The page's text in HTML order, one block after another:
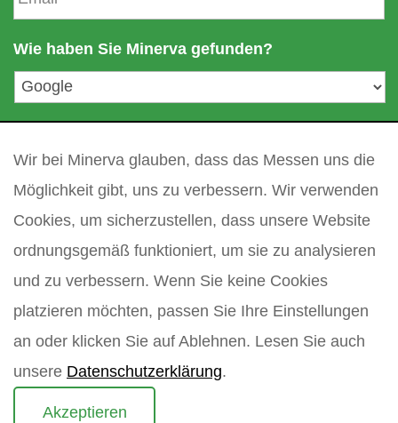
e
m
i
l
a
d
e
s
e
Wie haben Sie Minerva gefunden?
Wir bei Minerva glauben, dass das Messen uns die
Möglichkeit gibt, uns zu verbessern. Wir verwenden
Cookies, um sicherzustellen, dass unsere Website
ordnungsgemäß funktioniert, um sie zu analysieren
und zu verbessern. Wenn Sie keine Cookies
platzieren möchten, passen Sie Ihre Einstellungen
an oder klicken Sie auf Ablehnen. Lesen Sie auch
unsere Datenschutzerklärung.
Akzeptieren